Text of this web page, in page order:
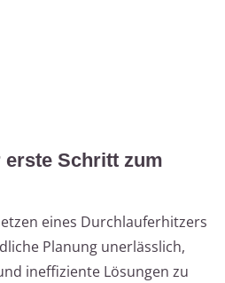
erste Schritt zum
eines Durchlauferhitzers
Planung unerlässlich,
ineffiziente Lösungen zu